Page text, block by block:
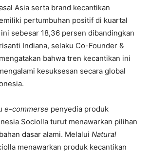
Asia serta brand kecantikan
pertumbuhan positif di kuartal
sebesar 18,36 persen dibandingkan
Indiana, selaku Co-Founder &
bahwa tren kecantikan ini
kesuksesan secara global
e-commerse penyedia produk
Sociolla turut menawarkan pilihan
dasar alami. Melalui Natural
menawarkan produk kecantikan